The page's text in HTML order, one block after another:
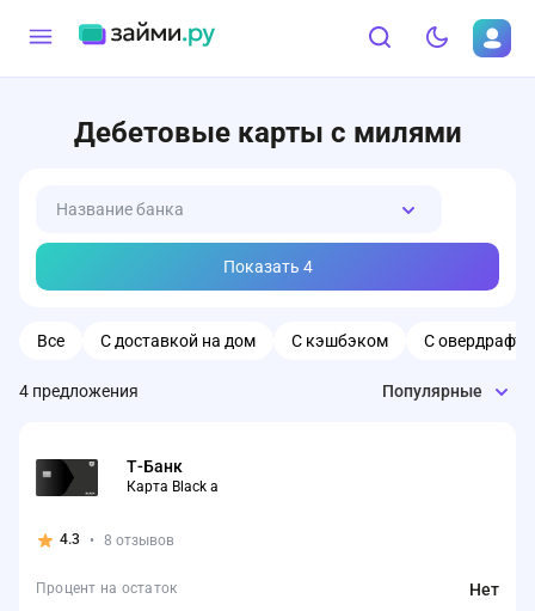
Дебетовые карты с милями
Название банка
Показать 4
Все С доставкой на дом С кэшбэком С
4 предложения Популярные
Т-Банк
Карта Black а
4.3 • 8 отзывов
Процент на остаток Нет